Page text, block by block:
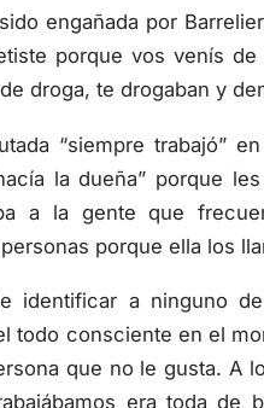
engañada por
porque vos venís
droga, te drogaban y
“siempre trabajó”
la dueña” porque
a la gente que
porque ella los
identificar a ninguno
todo consciente en el
que no le gusta. A
era toda de